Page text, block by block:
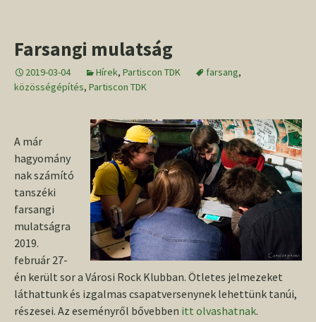
Farsangi mulatság
2019-03-04 Hírek, Partiscon TDK farsang,
közösségépítés, Partiscon TDK
A már
hagyomány
nak számító
tanszéki
farsangi
mulatságra
2019.
február 27-
én került sor a Városi Rock Klubban. Ötletes jelmezeket
láthattunk és izgalmas csapatversenynek lehettünk tanúi,
részesei. Az eseményről bővebben itt olvashatnak.